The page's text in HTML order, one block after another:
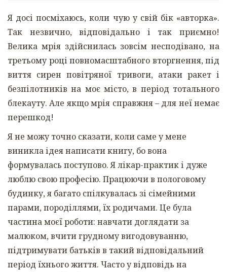
Я досі посміхаюсь, коли чую у свій бік «авторка».
Так незвично, відповідально і так приємно!
Велика мрія здійснилась зовсім несподівано, на
третьому році повномасштабного вторгнення, під
виття сирен повітряної тривоги, атаки ракет і
безпілотників на моє місто, в період тотального
блекауту. Але якщо мрія справжня – для неї немає
перешкод!
Я не можу точно сказати, коли саме у мене
виникла ідея написати книгу, бо вона
формувалась поступово. Я лікар-практик і дуже
люблю свою професію. Працюючи в пологовому
будинку, я багато спілкувалась зі сімейними
парами, породіллями, їх родичами. Це була
частина моєї роботи: навчати доглядати за
малюком, вчити грудному вигодовуванню,
підтримувати батьків в такий відповідальний
період їхнього життя. Часто у відповідь на